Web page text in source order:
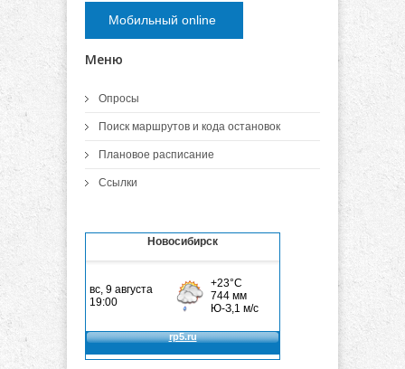
Мобильный online
Меню
Опросы
Поиск маршрутов и кода остановок
Плановое расписание
Ссылки
Новосибирск